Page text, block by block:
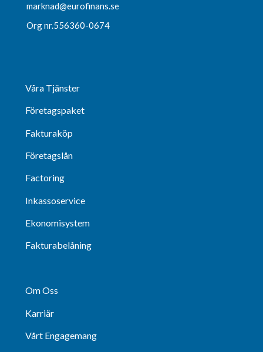
marknad@eurofinans.se
Org nr.556360-0674
Våra Tjänster
Företagspaket
Fakturaköp
Företagslån
Factoring
Inkassoservice
Ekonomisystem
Fakturabelåning
Om Oss
Karriär
Vårt Engagemang